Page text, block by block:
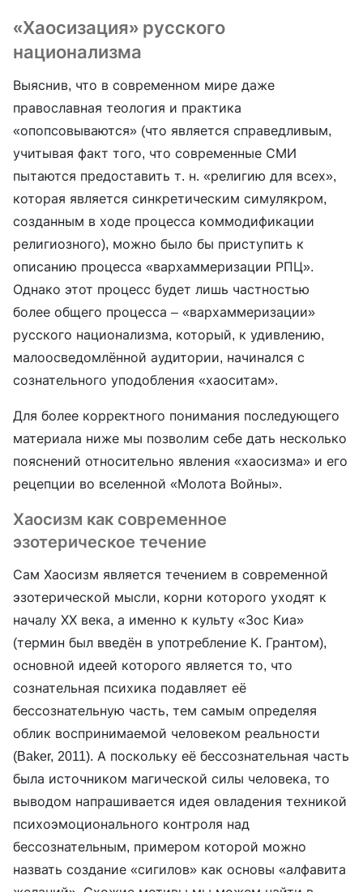
«Хаосизация» русского
национализма
Выяснив, что в современном мире даже
православная теология и практика
«опопсовываются» (что является справедливым,
учитывая факт того, что современные СМИ
пытаются предоставить т. н. «религию для всех»,
которая является синкретическим симулякром,
созданным в ходе процесса коммодификации
религиозного), можно было бы приступить к
описанию процесса «вархаммеризации РПЦ».
Однако этот процесс будет лишь частностью
более общего процесса – «вархаммеризации»
русского национализма, который, к удивлению,
малоосведомлённой аудитории, начинался с
сознательного уподобления «хаоситам».
Для более корректного понимания последующего
материала ниже мы позволим себе дать несколько
пояснений относительно явления «хаосизма» и его
рецепции во вселенной «Молота Войны».
Хаосизм как современное
эзотерическое течение
Сам Хаосизм является течением в современной
эзотерической мысли, корни которого уходят к
началу ХХ века, а именно к культу «Зос Киа»
(термин был введён в употребление К. Грантом),
основной идеей которого является то, что
сознательная психика подавляет её
бессознательную часть, тем самым определяя
облик воспринимаемой человеком реальности
(Baker, 2011). А поскольку её бессознательная часть
была источником магической силы человека, то
выводом напрашивается идея овладения техникой
психоэмоционального контроля над
бессознательным, примером которой можно
назвать создание «сигилов» как основы «алфавита